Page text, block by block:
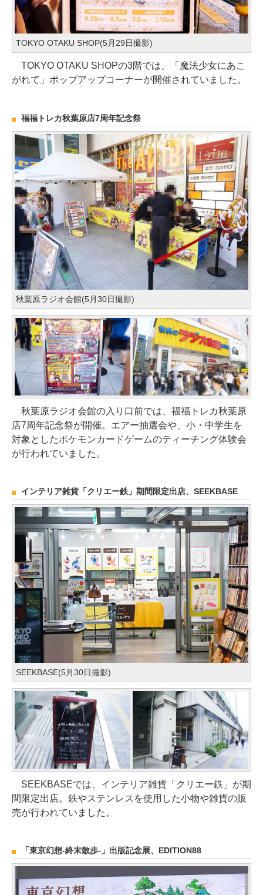
TOKYO OTAKU SHOP(5月29日撮影)
TOKYO OTAKU SHOPの3階では、「魔法少女にあこ
がれて」ポップアップコーナーが開催されていました。
福福トレカ秋葉原店7周年記念祭
秋葉原ラジオ会館(5月30日撮影)
秋葉原ラジオ会館の入り口前では、福福トレカ秋葉原
店7周年記念祭が開催。エアー抽選会や、小・中学生を
対象としたポケモンカードゲームのティーチング体験会
が行われていました。
インテリア雑貨「クリエー鉄」期間限定出店、SEEKBASE
SEEKBASE(5月30日撮影)
SEEKBASEでは、インテリア雑貨「クリエー鉄」が期
間限定出店。鉄やステンレスを使用した小物や雑貨の販
売が行われていました。
「東京幻想-終末散歩-」出版記念展、EDITION88